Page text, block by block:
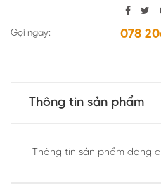
Gọi ngay: 078
Thông tin sản phẩm
Thông tin sản phẩm đang